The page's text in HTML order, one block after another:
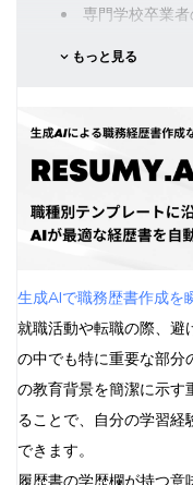
専門学校卒業者
特殊なケースの記入方
編入学した場合
複数の学歴があ
正確な情報を記
略称と正式名
卒業年月の記
在学中の場合
よくある質問（FAQ）
高校卒業後の
海外の学歴は
学歴欄以外の重要ポイ
もっと見る
生成AIで職務歴書作成を
就職活動や転職の際、避
の中でも特に重要な部分
の教育背景を簡潔に示す
ることで、自分の学習
できます。